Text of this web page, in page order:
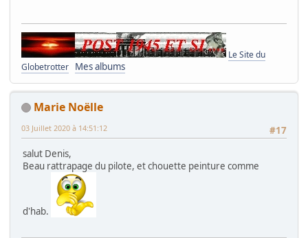
Le Site du
Globetrotter Mes albums
Marie Noëlle
#17
03 Juillet 2020 à 14:51:12
salut Denis,
Beau rattrapage du pilote, et chouette peinture comme
d'hab.